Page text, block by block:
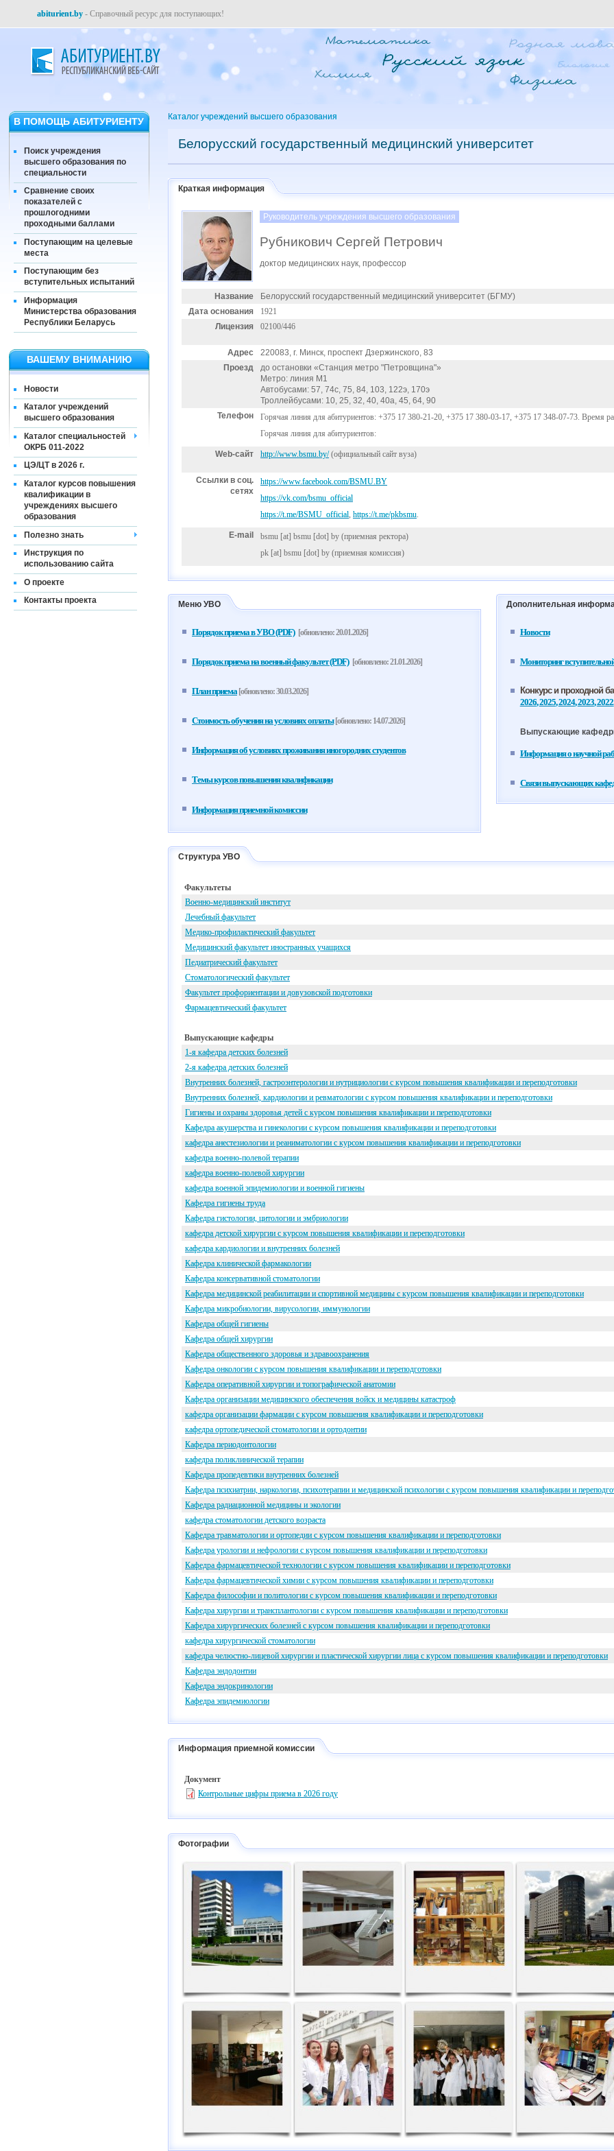
abiturient.by - Справочный ресурс для поступающих!
В ПОМОЩЬ АБИТУРИЕНТУ
Поиск учреждения
высшего образования по
специальности
Сравнение своих
показателей с
прошлогодними
проходными баллами
Поступающим на целевые
места
Поступающим без
вступительных испытаний
Информация
Министерства образования
Республики Беларусь
ВАШЕМУ ВНИМАНИЮ
Новости
Каталог учреждений
высшего образования
Каталог специальностей
ОКРБ 011-2022
ЦЭ/ЦТ в 2026 г.
Каталог курсов повышения
квалификации в
учреждениях высшего
образования
Полезно знать
Инструкция по
использованию сайта
О проекте
Контакты проекта
Каталог учреждений высшего образования
Белорусский государственный медицинский университет
Краткая информация
Руководитель учреждения высшего образования
Рубникович Сергей Петрович
доктор медицинских наук, профессор
Название
Белорусский государственный медицинский университет (БГМУ)
Дата основания
1921
Лицензия
02100/446
Адрес
220083, г. Минск, проспект Дзержинского, 83
Проезд
до остановки «Станция метро "Петровщина"»
Метро: линия М1
Автобусами: 57, 74с, 75, 84, 103, 122э, 170э
Троллейбусами: 10, 25, 32, 40, 40а, 45, 64, 90
Телефон
Горячая линия для абитуриентов: +375 17 380-21-20, +375 17 380-03-17, +375 17 348-07-73. Время
Горячая линия для абитуриентов:
Web-сайт http://www.bsmu.by/(официальный сайт вуза)
Ссылки в соц.
сетях
https://www.facebook.com/BSMU.BY
https://vk.com/bsmu_official
https://t.me/BSMU_official, https://t.me/pkbsmu.
E-mail bsmu [at] bsmu [dot] by (приемная ректора)
pk [at] bsmu [dot] by (приемная комиссия)
Дополнительная
Новости
Мониторинг
Конкурс и проходной
2026,2025,2024,2023,2022,
Выпускающие
Информация о научной
Связи выпускающих
Меню УВО
Порядок приема в УВО (PDF) [обновлено: 20.01.2026]
Порядок приема на военный факультет (PDF) [обновлено: 21.01.2026]
План приема[обновлено: 30.03.2026]
Стоимость обучения на условиях оплаты[обновлено: 14.07.2026]
Информация об условиях проживания иногородних студентов
Темы курсов повышения квалификации
Информация приемной комиссии
Структура УВО
Факультеты
Военно-медицинский институт
Лечебный факультет
Медико-профилактический факультет
Медицинский факультет иностранных учащихся
Педиатрический факультет
Стоматологический факультет
Факультет профориентации и довузовской подготовки
Фармацевтический факультет
Выпускающие кафедры
1-я кафедра детских болезней
2-я кафедра детских болезней
Внутренних болезней, гастроэнтерологии и нутрициологии с курсом повышения квалификации и переподготовки
Внутренних болезней, кардиологии и ревматологии с курсом повышения квалификации и переподготовки
Гигиены и охраны здоровья детей с курсом повышения квалификации и переподготовки
Кафедра акушерства и гинекологии с курсом повышения квалификации и переподготовки
кафедра анестезиологии и реаниматологии с курсом повышения квалификации и переподготовки
кафедра военно-полевой терапии
кафедра военно-полевой хирургии
кафедра военной эпидемиологии и военной гигиены
Кафедра гигиены труда
Кафедра гистологии, цитологии и эмбриологии
кафедра детской хирургии с курсом повышения квалификации и переподготовки
кафедра кардиологии и внутренних болезней
Кафедра клинической фармакологии
Кафедра консервативной стоматологии
Кафедра медицинской реабилитации и спортивной медицины с курсом повышения квалификации и переподготовки
Кафедра микробиологии, вирусологии, иммунологии
Кафедра общей гигиены
Кафедра общей хирургии
Кафедра общественного здоровья и здравоохранения
Кафедра онкологии с курсом повышения квалификации и переподготовки
Кафедра оперативной хирургии и топографической анатомии
Кафедра организации медицинского обеспечения войск и медицины катастроф
кафедра организации фармации с курсом повышения квалификации и переподготовки
кафедра ортопедической стоматологии и ортодонтии
Кафедра периодонтологии
кафедра поликлинической терапии
Кафедра пропедевтики внутренних болезней
Кафедра психиатрии, наркологии, психотерапии и медицинской психологии с курсом повышения квалификации и
Кафедра радиационной медицины и экологии
кафедра стоматологии детского возраста
Кафедра травматологии и ортопедии с курсом повышения квалификации и переподготовки
Кафедра урологии и нефрологии с курсом повышения квалификации и переподготовки
Кафедра фармацевтической технологии с курсом повышения квалификации и переподготовки
Кафедра фармацевтической химии с курсом повышения квалификации и переподготовки
Кафедра философии и политологии с курсом повышения квалификации и переподготовки
Кафедра хирургии и трансплантологии с курсом повышения квалификации и переподготовки
Кафедра хирургических болезней с курсом повышения квалификации и переподготовки
кафедра хирургической стоматологии
кафедра челюстно-лицевой хирургии и пластической хирургии лица с курсом повышения квалификации и переподготовки
Кафедра эндодонтии
Кафедра эндокринологии
Кафедра эпидемиологии
Информация приемной комиссии
Документ
Контрольные цифры приема в 2026 году
Фотографии